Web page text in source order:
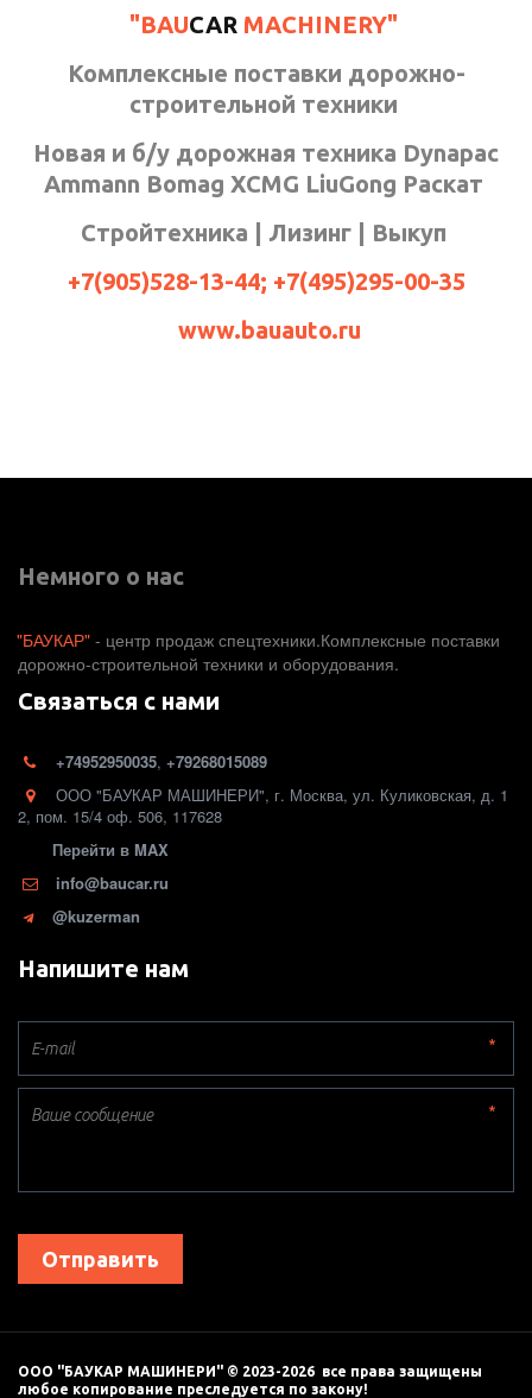
"BAUCARMACHINERY"
Комплексные поставки дорожно-
строительной техники
Новая и б/у дорожная техника Dynapac
Ammann Bomag XCMG LiuGong Раскат
Стройтехника | Лизинг | Выкуп
+7(905)528-13-44; +7(495)295-00-35
www.bauauto.ru
Немного о нас
"БАУКАР" - центр продаж спецтехники.Комплексные поставки
дорожно-строительной техники и оборудования.
Связаться с нами
+74952950035, +79268015089
ООО "БАУКАР МАШИНЕРИ", г. Москва, ул. Куликовская, д. 1
2, пом. 15/4 оф. 506, 117628
Перейти в MAX
info@baucar.ru
@kuzerman
Напишите нам
*
*
Отправить
ООО "БАУКАР МАШИНЕРИ" © 2023-2026  все права защищены
любое копирование преследуется по закону!